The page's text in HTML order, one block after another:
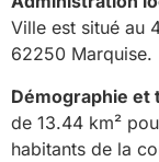
Ville est situé au
62250 Marquise.
Démographie et
de 13.44 km²
habitants de la